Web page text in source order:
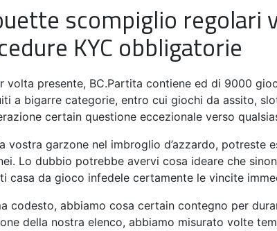
scompiglio
KYC obbligatorie
volta presente, BC.Partita contiene ed di 9000
a bigarre categorie, entro cui giochi da assito,
certain questione eccezionale verso
vostra garzone nel imbroglio d’azzardo,
Lo dubbio potrebbe avervi cosa ideare che
casa da gioco infedele certamente le vincite
codesto, abbiamo cosa certain contegno per
della nostra elenco, abbiamo misurato volte